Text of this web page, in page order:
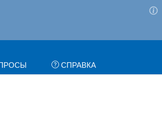
СПРАВКА